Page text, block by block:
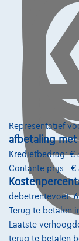
Volvo XC60
Representatief
afbetaling met
Kredietbedrag: €
Contante prijs : €
debetrentevoet:
Terug te betalen
Laatste
terug te betalen